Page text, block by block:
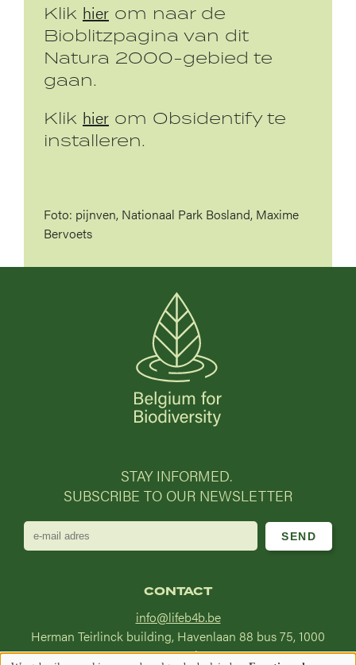
Klik hier om naar de
Bioblitzpagina van dit
Natura 2000-gebied te
gaan.
Klik hier om Obsidentify te
installeren.
Foto: pijnven, Nationaal Park Bosland, Maxime
Bervoets
STAY INFORMED.
SUBSCRIBE TO OUR NEWSLETTER
e-
mail
CONTACT
info@lifeb4b.be
Herman Teirlinck building, Havenlaan 88 bus 75, 1000
Brussel